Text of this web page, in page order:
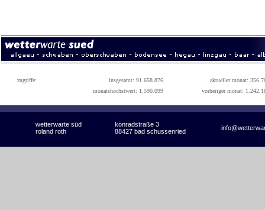
zugriffe: insgesamt: 91.658.876
aktueller monat:
monatshöchstwert: 1.590.099
vorheriger monat:
wetterwarte süd konradstraße 3
roland roth 88427 bad schussenried